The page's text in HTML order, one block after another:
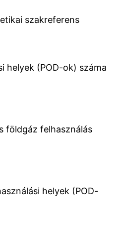
szakreferens
helyek (POD-ok) száma
földgáz felhasználás
helyek (POD-